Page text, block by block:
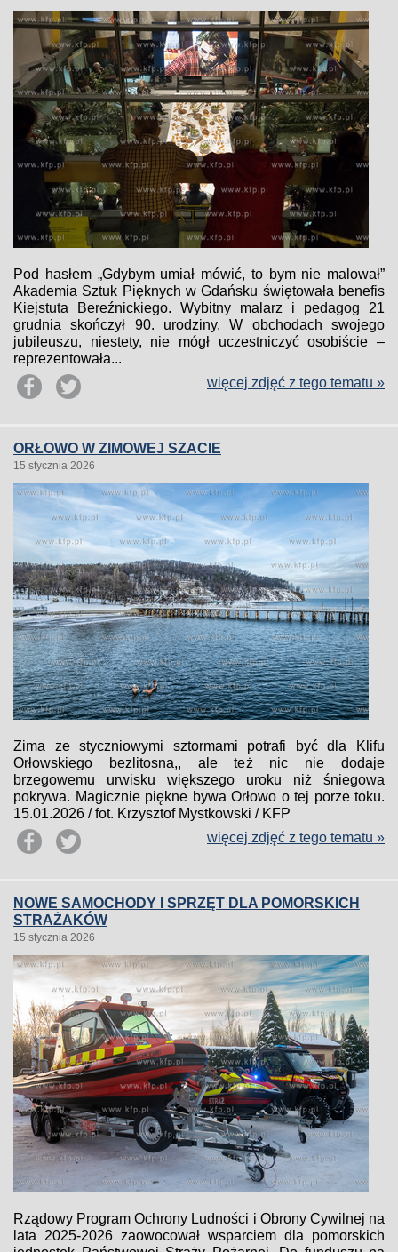
Pod hasłem „Gdybym umiał mówić, to bym nie malował”
Akademia Sztuk Pięknych w Gdańsku świętowała benefis
Kiejstuta Bereźnickiego. Wybitny malarz i pedagog 21
grudnia skończył 90. urodziny. W obchodach swojego
jubileuszu, niestety, nie mógł uczestniczyć osobiście –
reprezentowała...
więcej zdjęć z tego tematu »
ORŁOWO W ZIMOWEJ SZACIE
15 stycznia 2026
Zima ze styczniowymi sztormami potrafi być dla Klifu
Orłowskiego bezlitosna,, ale też nic nie dodaje
brzegowemu urwisku większego uroku niż śniegowa
pokrywa. Magicznie piękne bywa Orłowo o tej porze toku.
15.01.2026 / fot. Krzysztof Mystkowski / KFP
więcej zdjęć z tego tematu »
NOWE SAMOCHODY I SPRZĘT DLA POMORSKICH
STRAŻAKÓW
15 stycznia 2026
Rządowy Program Ochrony Ludności i Obrony Cywilnej na
lata 2025-2026 zaowocował wsparciem dla pomorskich